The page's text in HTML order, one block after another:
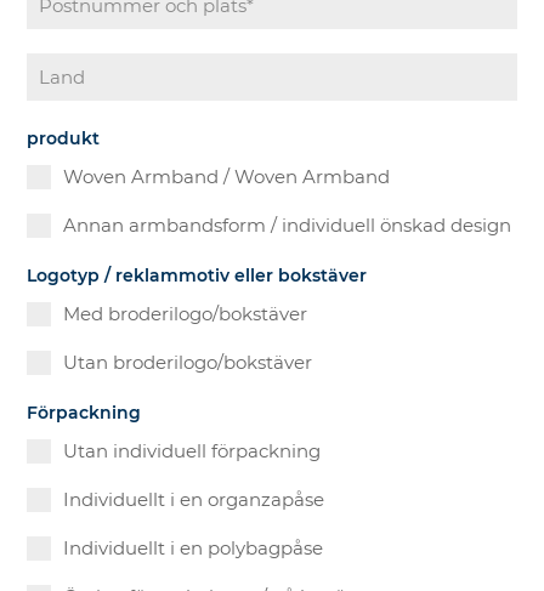
produkt
Woven Armband / Woven Armband
Annan armbandsform / individuell önskad design
Logotyp / reklammotiv eller bokstäver
Med broderilogo/bokstäver
Utan broderilogo/bokstäver
Förpackning
Utan individuell förpackning
Individuellt i en organzapåse
Individuellt i en polybagpåse